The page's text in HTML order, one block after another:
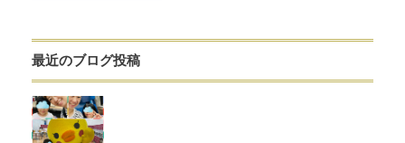
最近のブログ投稿